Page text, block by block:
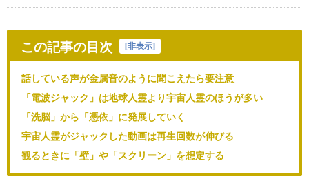
この記事の目次 非表示
話している声が金属音のように聞こえたら要注意
「電波ジャック」は地球人霊より宇宙人霊のほうが多い
「洗脳」から「憑依」に発展していく
宇宙人霊がジャックした動画は再生回数が伸びる
観るときに「壁」や「スクリーン」を想定する